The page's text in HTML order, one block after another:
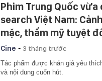
Phim Trung Quốc
search Việt Nam:
mặc, thẩm mỹ tuyệt
Cine - 3 tháng trước
Tác phẩm được khán giả yêu
và nội dung cuốn hút.